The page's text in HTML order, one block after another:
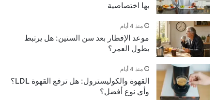
بها اختصاصية
منذ 4 أيام
موعد الإفطار بعد سن الستين: هل يرتبط
بطول العمر؟
منذ 4 أيام
القهوة والكوليسترول: هل ترفع القهوة LDL؟
وأي نوع أفضل؟